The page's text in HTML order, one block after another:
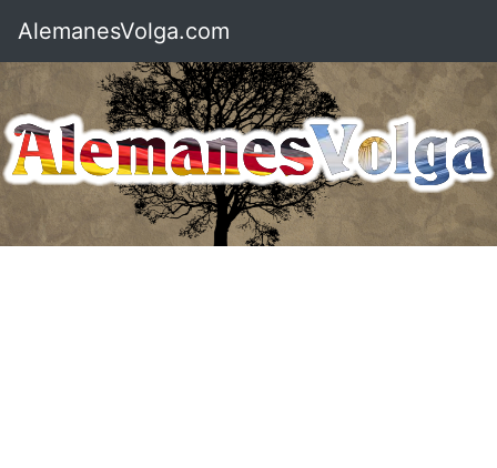
AlemanesVolga.com